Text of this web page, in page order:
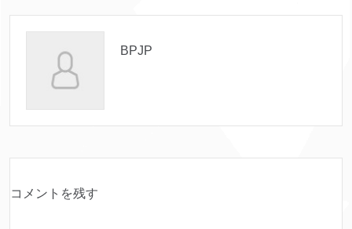
BPJP
コメントを残す